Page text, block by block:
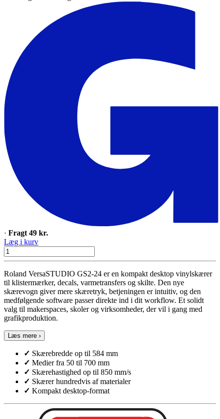
· Fragt 49 kr.
Læg i kurv
Roland VersaSTUDIO GS2-24 er en kompakt desktop vinylskærer
til klistermærker, decals, varmetransfers og skilte. Den nye
skærevogn giver mere skæretryk, betjeningen er intuitiv, og den
medfølgende software passer direkte ind i dit workflow. Et solidt
valg til makerspaces, skoler og virksomheder, der vil i gang med
grafikproduktion.
Læs mere ›
✓ Skærebredde op til 584 mm
✓ Medier fra 50 til 700 mm
✓ Skærehastighed op til 850 mm/s
✓ Skærer hundredvis af materialer
✓ Kompakt desktop-format